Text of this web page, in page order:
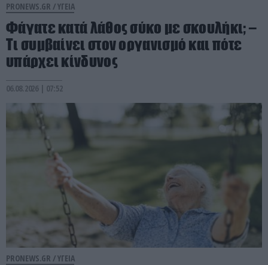
PRONEWS.GR /ΥΓΕΙΑ
Φάγατε κατά λάθος σύκο με σκουλήκι; –
Τι συμβαίνει στον οργανισμό και πότε
υπάρχει κίνδυνος
06.08.2026 | 07:52
PRONEWS.GR /ΥΓΕΙΑ